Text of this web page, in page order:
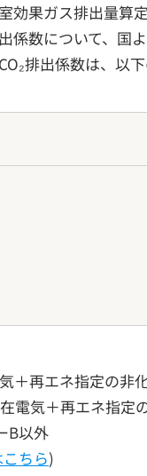
効果ガス排出量算
数について、国
排出係数は、以下
＋再エネ指定の非
電気＋再エネ指定
B以外
ちら)